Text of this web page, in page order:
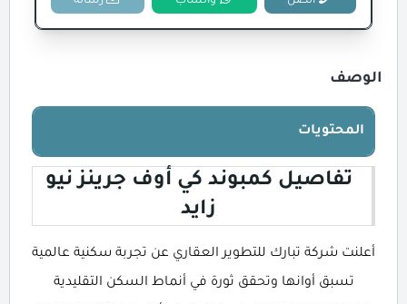
الوصف
المحتويات
تفاصيل كمبوند كي أوف جرينز نيو
زايد
أعلنت شركة تبارك للتطوير العقاري عن تجربة سكنية عالمية
تسبق أوانها وتحقق ثورة في أنماط السكن التقليدية